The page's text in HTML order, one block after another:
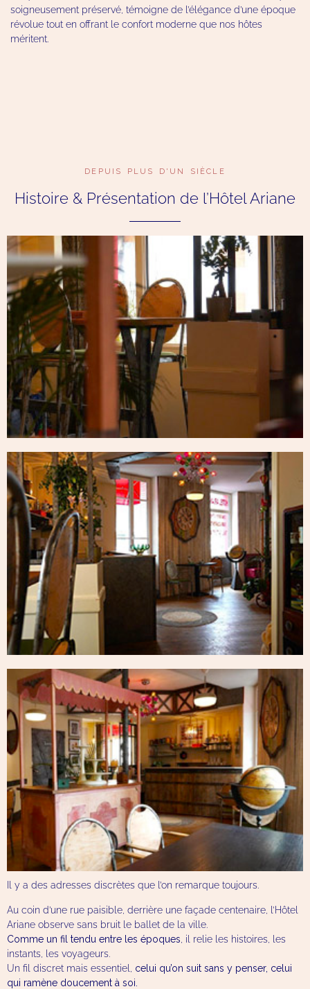
soigneusement préservé, témoigne de l’élégance d’une époque
révolue tout en offrant le confort moderne que nos hôtes
méritent.
DEPUIS PLUS D'UN SIÈCLE
Histoire & Présentation de l’Hôtel Ariane
Il y a des adresses discrètes que l’on remarque toujours.
Au coin d’une rue paisible, derrière une façade centenaire, l’Hôtel
Ariane observe sans bruit le ballet de la ville.
Comme un fil tendu entre les époques , il relie les histoires, les
instants, les voyageurs.
Un fil discret mais essentiel, celui qu’on suit sans y penser, celui
qui ramène doucement à soi.